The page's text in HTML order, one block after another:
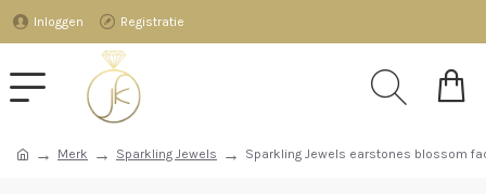
Inloggen Registratie
Merk Sparkling Jewels Sparkling Jewels earstones blossom